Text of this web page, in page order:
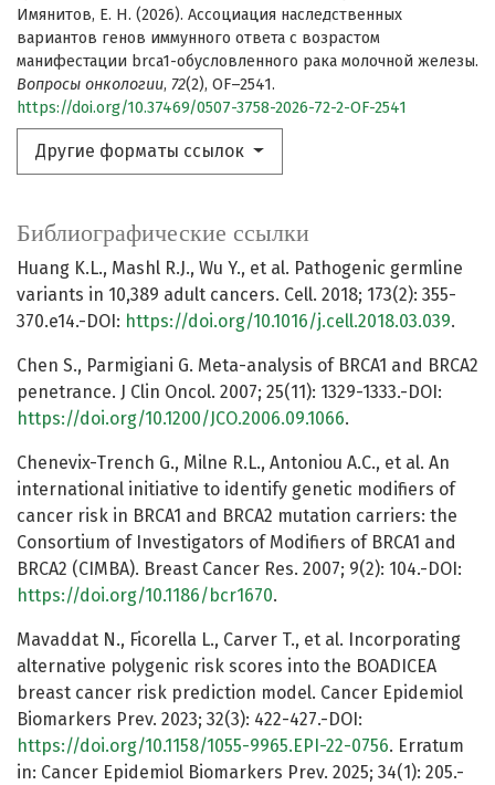
Имянитов, Е. Н. (2026). Ассоциация наследственных
вариантов генов иммунного ответа с возрастом
манифестации brca1-обусловленного рака молочной железы.
Вопросы онкологии, 72(2), OF–2541.
https://doi.org/10.37469/0507-3758-2026-72-2-OF-2541
Другие форматы ссылок
Библиографические ссылки
Huang K.L., Mashl R.J., Wu Y., et al. Pathogenic germline
variants in 10,389 adult cancers. Cell. 2018; 173(2): 355-
370.e14.-DOI: https://doi.org/10.1016/j.cell.2018.03.039.
Chen S., Parmigiani G. Meta-analysis of BRCA1 and BRCA2
penetrance. J Clin Oncol. 2007; 25(11): 1329-1333.-DOI:
https://doi.org/10.1200/JCO.2006.09.1066.
Chenevix-Trench G., Milne R.L., Antoniou A.C., et al. An
international initiative to identify genetic modifiers of
cancer risk in BRCA1 and BRCA2 mutation carriers: the
Consortium of Investigators of Modifiers of BRCA1 and
BRCA2 (CIMBA). Breast Cancer Res. 2007; 9(2): 104.-DOI:
https://doi.org/10.1186/bcr1670.
Mavaddat N., Ficorella L., Carver T., et al. Incorporating
alternative polygenic risk scores into the BOADICEA
breast cancer risk prediction model. Cancer Epidemiol
Biomarkers Prev. 2023; 32(3): 422-427.-DOI:
https://doi.org/10.1158/1055-9965.EPI-22-0756. Erratum
in: Cancer Epidemiol Biomarkers Prev. 2025; 34(1): 205.-